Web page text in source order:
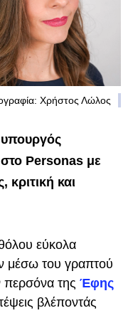
Χρήστος Λώλος
υπουργός
Personas με
κριτική και
εύκολα
μέσω του γραπτού
της Έφης
βλέποντάς